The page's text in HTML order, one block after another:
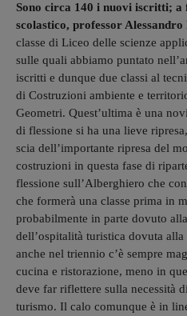
Sono circa 140 i nuovi iscritti;
scolastico, professor Alessandro
classe di Liceo delle scienze
sulle quali abbiamo puntato
iscritti e dunque due classi al
di Costruzioni ambiente e
Geometri. Quest’ultima è una
di flessione si ha una lieve
scia dell’importante ripresa del
costruzioni in questa fase di
flessione sull’Alberghiero che
che formerà una classe prima in
probabilmente in parte dovuto
dell’ospitalità turistica dovuta alla
anche nel triennio c’è sempre
cucina e ristorazione, meno in
deve far riflettere sulla necessità
turismo. Il calo comunque è in